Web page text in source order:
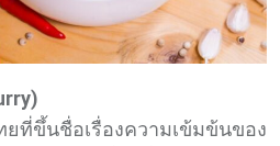
ยที่ขึ้นชื่อเรื่องความเข้มข้นของ